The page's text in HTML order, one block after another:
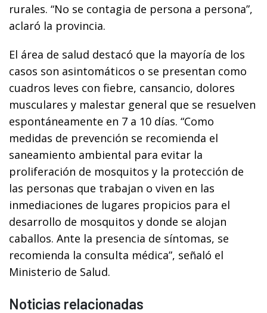
rurales. “No se contagia de persona a persona”,
aclaró la provincia.
El área de salud destacó que la mayoría de los
casos son asintomáticos o se presentan como
cuadros leves con fiebre, cansancio, dolores
musculares y malestar general que se resuelven
espontáneamente en 7 a 10 días. “Como
medidas de prevención se recomienda el
saneamiento ambiental para evitar la
proliferación de mosquitos y la protección de
las personas que trabajan o viven en las
inmediaciones de lugares propicios para el
desarrollo de mosquitos y donde se alojan
caballos. Ante la presencia de síntomas, se
recomienda la consulta médica”, señaló el
Ministerio de Salud.
Noticias relacionadas